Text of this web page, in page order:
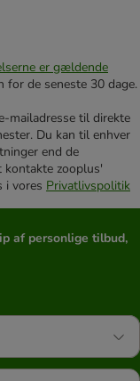
er gældende
for de seneste 30 dage.
mailadresse til direkte
Du kan til enhver
end de
kontakte zooplus'
i vores Privatlivspolitik
af personlige tilbud,